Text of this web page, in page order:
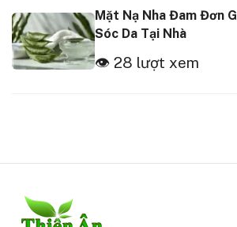
Mặt Nạ Nha Đam Đơn
Sóc Da Tại Nhà
👁 28 lượt xem